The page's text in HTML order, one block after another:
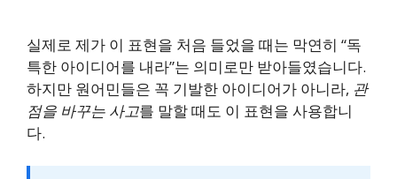
실제로 제가 이 표현을 처음 들었을 때는 막연히 “독
특한 아이디어를 내라”는 의미로만 받아들였습니다.
하지만 원어민들은 꼭 기발한 아이디어가 아니라, 관
점을 바꾸는 사고를 말할 때도 이 표현을 사용합니
다.